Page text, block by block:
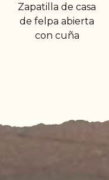
Zapatilla
destalonada
estampado buho